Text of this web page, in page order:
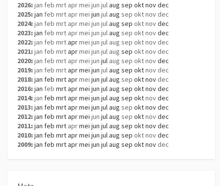
2026: jan feb mrt aprmei jun julaug sep oktnovdec
2025: jan feb mrt aprmei jun julaug sep oktnov dec
2024: jan feb mrt aprmei jun julaug sep oktnovdec
2023: jan feb mrt aprmei jun julaug sep oktnovdec
2022: jan feb mrtaprmei jun jul aug sep oktnov dec
2021: jan feb mrtaprmei jun jul aug sep oktnov dec
2020: jan feb mrt aprmei jun jul aug sep oktnovdec
2019: jan feb mrtaprmei jun julaug sep oktnov dec
2018: jan feb mrtaprmei jun julaug sep oktnov dec
2016: jan feb mrtaprmei jun julaug sep oktnovdec
2014: jan feb mrtaprmei jun julaug sep oktnovdec
2013: jan feb mrtaprmei jun julaug sep oktnovdec
2012: jan feb mrtaprmei jun julaug sep oktnovdec
2011: jan feb mrt aprmei jun julaug sep oktnovdec
2010: jan feb mrtaprmei jun julaug sep oktnovdec
2009: jan feb mrtaprmei jun julaug sep oktnov dec